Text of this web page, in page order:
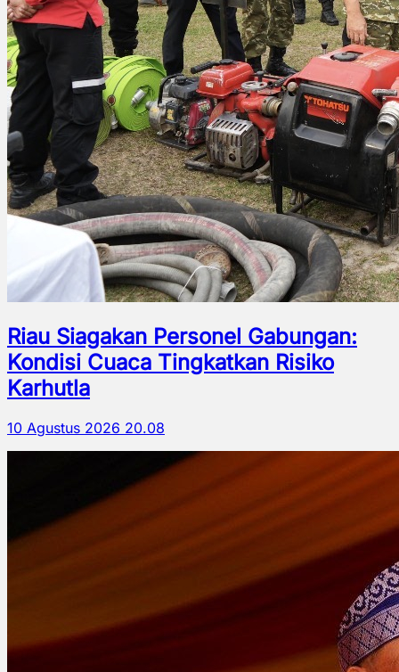
Riau Siagakan Personel Gabungan:
Kondisi Cuaca Tingkatkan Risiko
Karhutla
10 Agustus 2026 20.08